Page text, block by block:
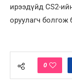
ирээдүйд CS2-
оруулагч болгож
0